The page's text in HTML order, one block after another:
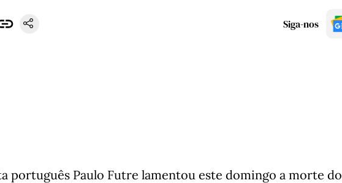
Siga-nos
português Paulo Futre lamentou este domingo a morte do